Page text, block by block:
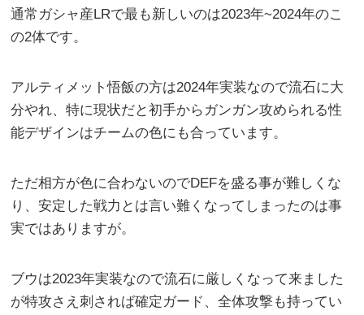
通常ガシャ産LRで最も新しいのは2023年~2024年のこ
の2体です。
アルティメット悟飯の方は2024年実装なので流石に大
分やれ、特に現状だと初手からガンガン攻められる性
能デザインはチームの色にも合っています。
ただ相方が色に合わないのでDEFを盛る事が難しくな
り、安定した戦力とは言い難くなってしまったのは事
実ではありますが。
ブウは2023年実装なので流石に厳しくなって来ました
が特攻さえ刺されば確定ガード、全体攻撃も持ってい